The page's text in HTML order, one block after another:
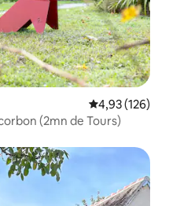
Évaluation
4,93 (126)
(2mn de Tours)
appréciés